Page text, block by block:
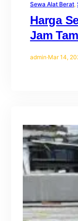
Sewa Alat Berat,
Harga
Jam
admin·Mar 14,